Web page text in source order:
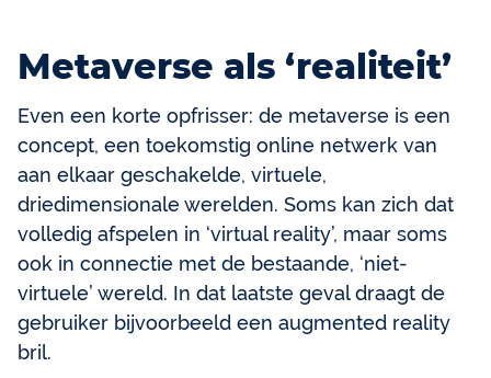
Metaverse als ‘realiteit’
Even een korte opfrisser: de metaverse is een
concept, een toekomstig online netwerk van
aan elkaar geschakelde, virtuele,
driedimensionale werelden. Soms kan zich dat
volledig afspelen in ‘virtual reality’, maar soms
ook in connectie met de bestaande, ‘niet-
virtuele’ wereld. In dat laatste geval draagt de
gebruiker bijvoorbeeld een augmented reality
bril.